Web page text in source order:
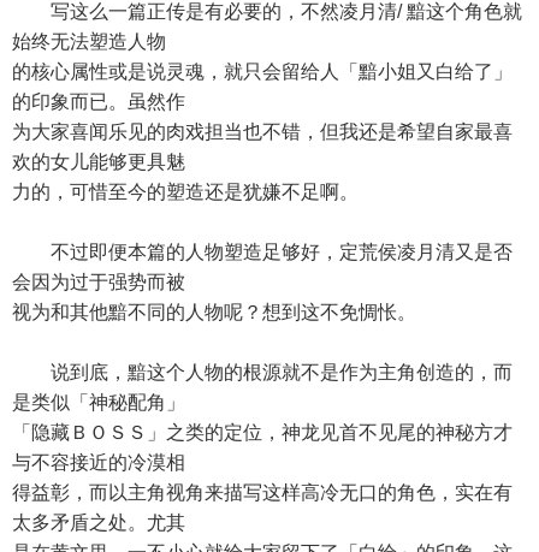
写这么一篇正传是有必要的，不然凌月清/ 黯这个角色就
始终无法塑造人物
的核心属性或是说灵魂，就只会留给人「黯小姐又白给了」
的印象而已。虽然作
为大家喜闻乐见的肉戏担当也不错，但我还是希望自家最喜
欢的女儿能够更具魅
力的，可惜至今的塑造还是犹嫌不足啊。
不过即便本篇的人物塑造足够好，定荒侯凌月清又是否
会因为过于强势而被
视为和其他黯不同的人物呢？想到这不免惆怅。
说到底，黯这个人物的根源就不是作为主角创造的，而
是类似「神秘配角」
「隐藏ＢＯＳＳ」之类的定位，神龙见首不见尾的神秘方才
与不容接近的冷漠相
得益彰，而以主角视角来描写这样高冷无口的角色，实在有
太多矛盾之处。尤其